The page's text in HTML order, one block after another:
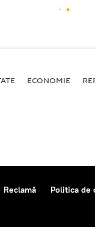
ECONOMIE
Reclamă Politica de